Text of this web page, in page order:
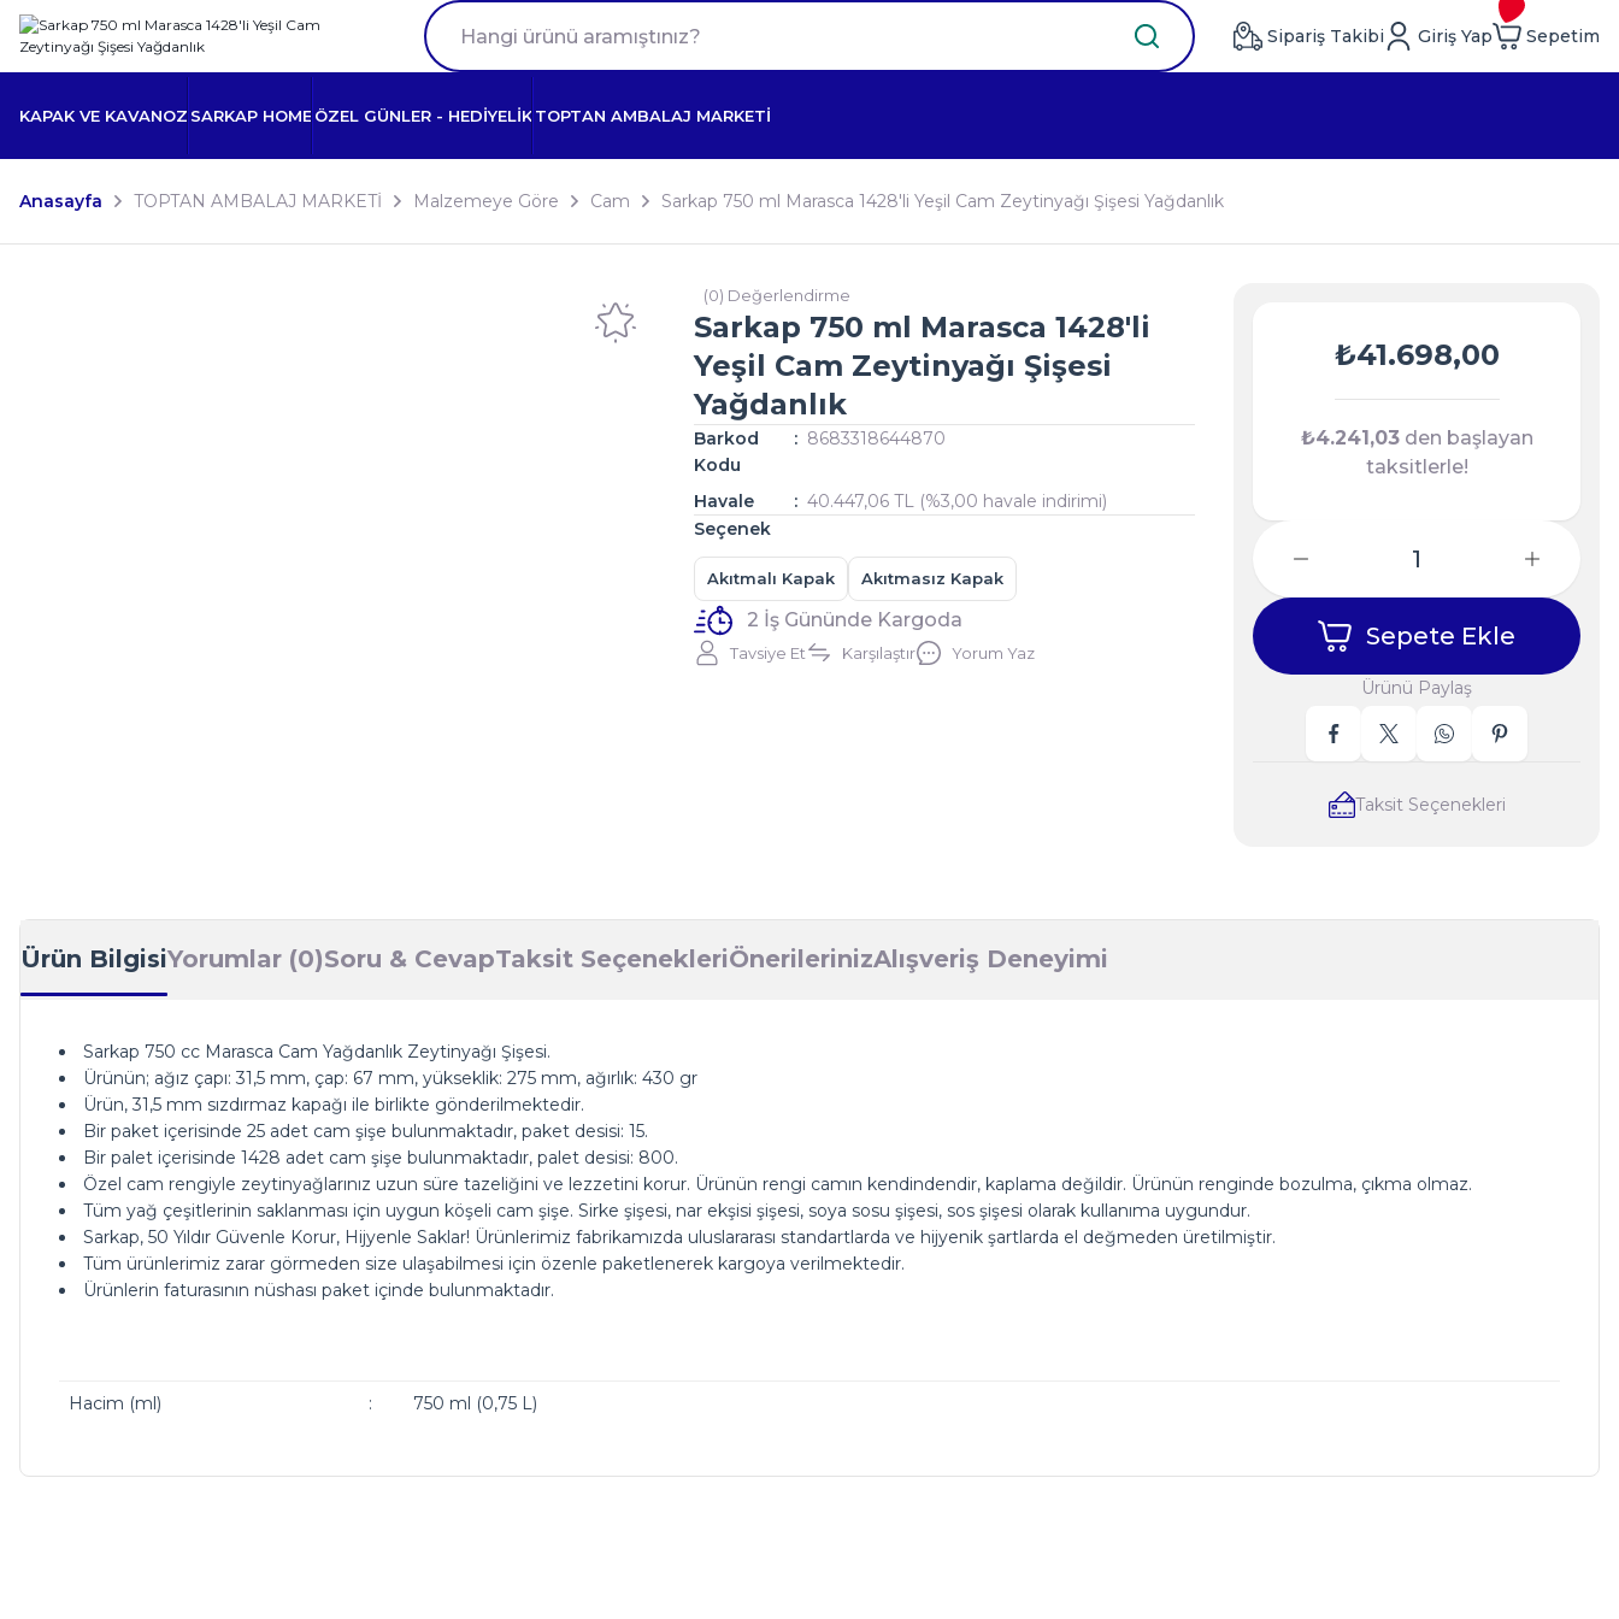
Sipariş Takibi Giriş Yap Sepetim
KAPAK VE KAVANOZ SARKAP HOME ÖZEL GÜNLER - HEDİYELİK TOPTAN AMBALAJ MARKETİ
Anasayfa TOPTAN AMBALAJ MARKETİ Malzemeye Göre Cam Sarkap 750 ml Marasca 1428'li Yeşil Cam Zeytinyağı Şişesi Yağdanlık
(0) Değerlendirme
Sarkap 750 ml Marasca 1428'li
Yeşil Cam Zeytinyağı Şişesi
Yağdanlık
Barkod
Kodu
8683318644870
Havale
40.447,06 TL (%3,00 havale indirimi)
Seçenek
Akıtmalı Kapak Akıtmasız Kapak
2 İş Gününde Kargoda
Tavsiye Et Karşılaştır Yorum Yaz
₺41.698,00
₺4.241,03den başlayan
taksitlerle!
Sepete Ekle
Ürünü Paylaş
Taksit Seçenekleri
Ürün BilgisiYorumlar (0)Soru & CevapTaksit SeçenekleriÖnerilerinizAlışveriş Deneyimi
Sarkap 750 cc Marasca Cam Yağdanlık Zeytinyağı Şişesi.
Ürünün; ağız çapı: 31,5 mm, çap: 67 mm, yükseklik: 275 mm, ağırlık: 430 gr
Ürün, 31,5 mm sızdırmaz kapağı ile birlikte gönderilmektedir.
Bir paket içerisinde 25 adet cam şişe bulunmaktadır, paket desisi: 15.
Bir palet içerisinde 1428 adet cam şişe bulunmaktadır, palet desisi: 800.
Özel cam rengiyle zeytinyağlarınız uzun süre tazeliğini ve lezzetini korur. Ürünün rengi camın kendindendir, kaplama değildir. Ürünün renginde bozulma, çıkma olmaz.
Tüm yağ çeşitlerinin saklanması için uygun köşeli cam şişe. Sirke şişesi, nar ekşisi şişesi, soya sosu şişesi, sos şişesi olarak kullanıma uygundur.
Sarkap, 50 Yıldır Güvenle Korur, Hijyenle Saklar! Ürünlerimiz fabrikamızda uluslararası standartlarda ve hijyenik şartlarda el değmeden üretilmiştir.
Tüm ürünlerimiz zarar görmeden size ulaşabilmesi için özenle paketlenerek kargoya verilmektedir.
Ürünlerin faturasının nüshası paket içinde bulunmaktadır.
Hacim (ml) : 750 ml (0,75 L)